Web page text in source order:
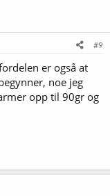
#9
er også at
noe jeg
opp til 90gr og